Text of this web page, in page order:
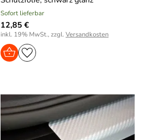
Sofort lieferbar
12,85 €
inkl. 19% MwSt., zzgl. Versandkosten